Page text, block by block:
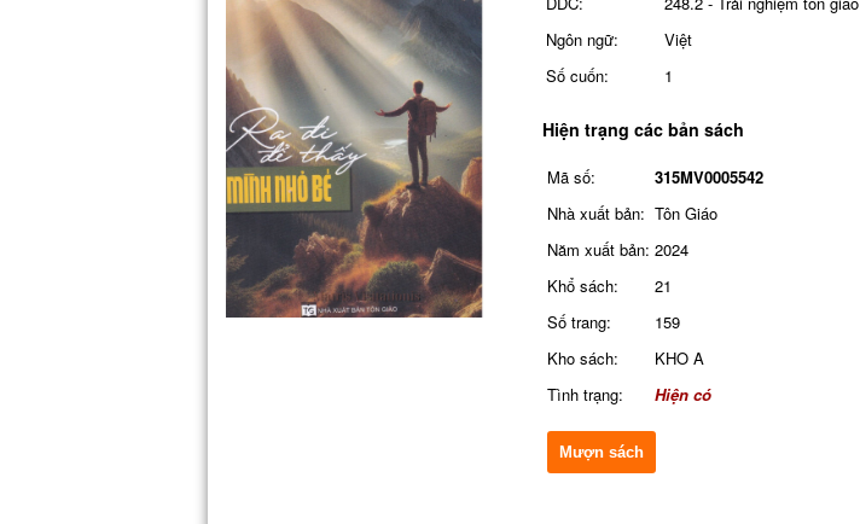
Ngôn ngữ:
Việt
Số cuốn:
1
Hiện trạng các bản sách
Mã số:
315MV0005542
Nhà xuất bản: Tôn Giáo
Năm xuất bản: 2024
Khổ sách:
21
Số trang:
159
Kho sách:
KHO A
Tình trạng:
Hiện có
Mượn sách